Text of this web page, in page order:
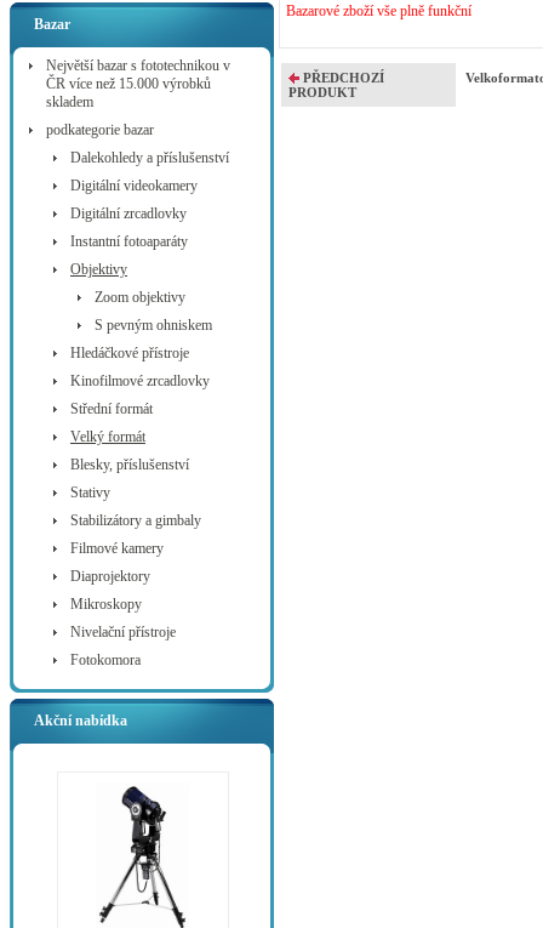
Bazar
Největší bazar s fototechnikou v
ČR více než 15.000 výrobků
skladem
podkategorie bazar
Dalekohledy a příslušenství
Digitální videokamery
Digitální zrcadlovky
Instantní fotoaparáty
Objektivy
Zoom objektivy
S pevným ohniskem
Hledáčkové přístroje
Kinofilmové zrcadlovky
Střední formát
Velký formát
Blesky, příslušenství
Stativy
Stabilizátory a gimbaly
Filmové kamery
Diaprojektory
Mikroskopy
Nivelační přístroje
Fotokomora
Akční nabídka
Bazarové zboží vše plně funkční
PŘEDCHOZÍ
PRODUKT